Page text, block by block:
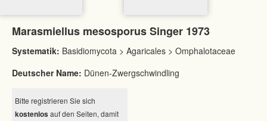
Marasmiellus mesosporus Singer 1973
Systematik: Basidiomycota > Agaricales > Omphalotaceae
Deutscher Name: Dünen-Zwergschwindling
Bitte registrieren Sie sich
kostenlos auf den Seiten, damit